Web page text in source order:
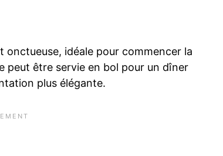
idéale pour commencer la
peut être servie en bol pour un dîner
plus élégante.